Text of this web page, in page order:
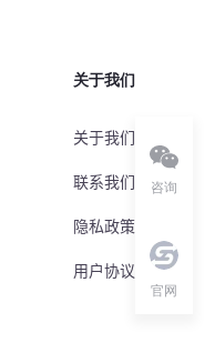
咨询
官网
关于我们
关于我们
联系我们
隐私政策
用户协议